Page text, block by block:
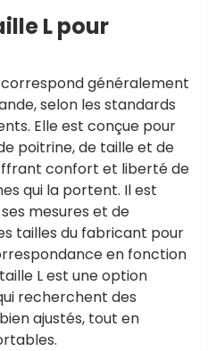
L pour
généralement
selon les standards
Elle est conçue pour
poitrine, de taille et de
confort et liberté de
qui la portent. Il est
mesures et de
tailles du fabricant pour
en fonction
L est une option
recherchent des
ajustés, tout en